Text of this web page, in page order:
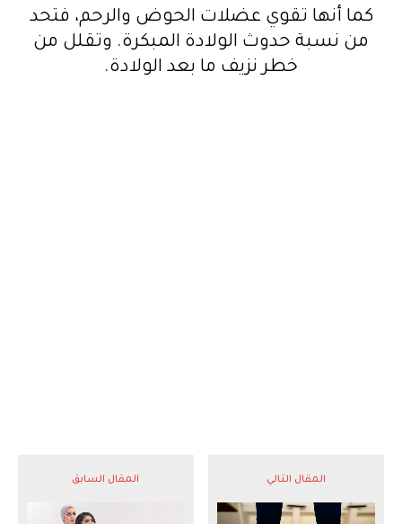
كما أنها تقوي عضلات الحوض والرحم، فتحد
من نسبة حدوث الولادة المبكرة. وتقلل من
خطر نزيف ما بعد الولادة.
المقال السابق المقال التالي